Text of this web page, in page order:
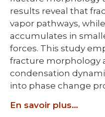
results reveal that
vapor pathways,
accumulates in
forces. This study
fracture morphology
condensation
into phase change
En savoir plus…